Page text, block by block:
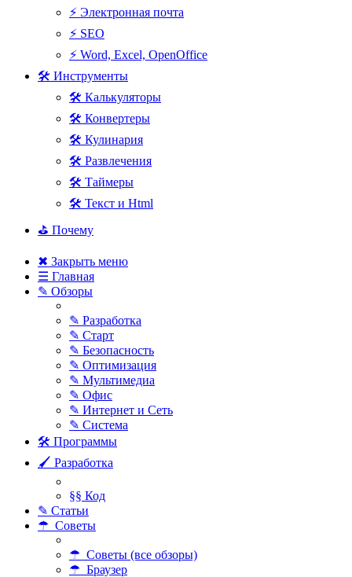
⚡ Электронная почта
⚡ SEO
⚡ Word, Excel, OpenOffice
🛠 Инструменты
🛠 Калькуляторы
🛠 Конвертеры
🛠 Кулинария
🛠 Развлечения
🛠 Таймеры
🛠 Текст и Html
⛳ Почему
✖ Закрыть меню
☰ Главная
✎ Обзоры
✎ Разработка
✎ Старт
✎ Безопасность
✎ Оптимизация
✎ Мультимедиа
✎ Офис
✎ Интернет и Сеть
✎ Система
🛠 Программы
🖌 Разработка
§§ Код
✎ Статьи
☂ Советы
☂ Советы (все обзоры)
☂ Браузер